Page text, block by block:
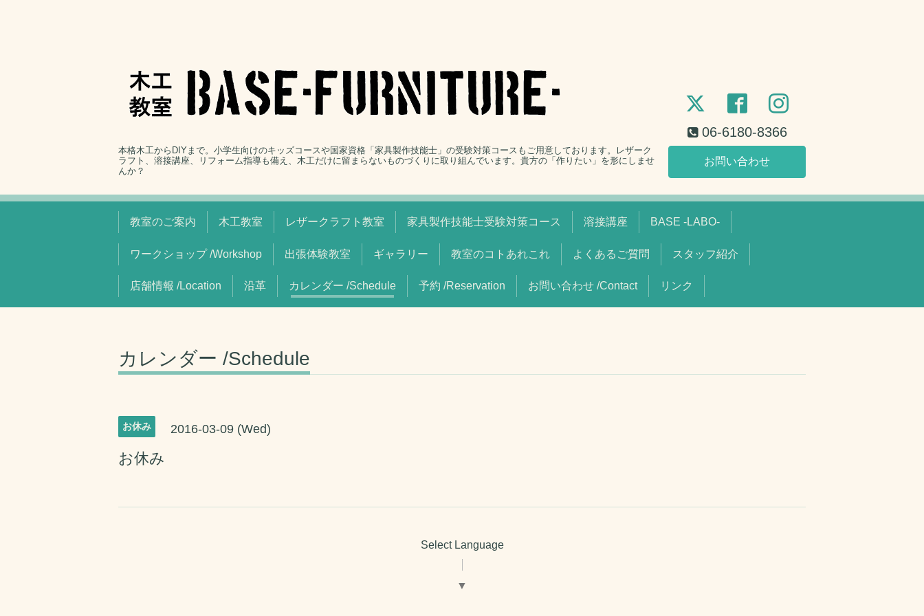
本格木工からDIYまで。小学生向けのキッズコースや国家資格「家具製作技能士」の受験対策コースもご用意しております。レザーク
ラフト、溶接講座、リフォーム指導も備え、木工だけに留まらないものづくりに取り組んでいます。貴方の「作りたい」を形にしませ
んか？
06-6180-8366
お問い合わせ
教室のご案内 木工教室 レザークラフト教室 家具製作技能士受験対策コース 溶接講座 BASE -LABO-
ワークショップ /Workshop 出張体験教室 ギャラリー 教室のコトあれこれ よくあるご質問 スタッフ紹介
店舗情報 /Location 沿革 カレンダー /Schedule 予約 /Reservation お問い合わせ /Contact リンク
カレンダー /Schedule
お休み 2016-03-09 (Wed)
お休み
Select Language
▼